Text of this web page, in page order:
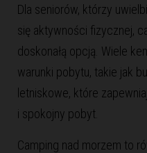
Dla seniorów, którzy
się aktywności fizycznej,
doskonałą opcją. Wiele
warunki pobytu, takie jak
letniskowe, które
i spokojny pobyt.
Camping nad morzem to